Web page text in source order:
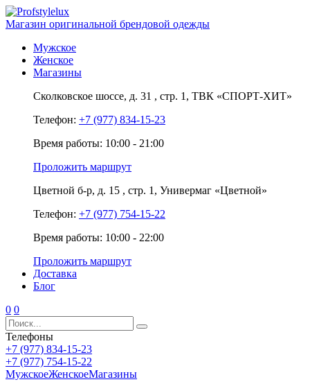
Магазин оригинальной брендовой одежды
Мужское
Женское
Магазины
Сколковское шоссе, д. 31 , стр. 1, ТВК «СПОРТ-ХИТ»
Телефон: +7 (977) 834-15-23
Время работы: 10:00 - 21:00
Проложить маршрут
Цветной б-р, д. 15 , стр. 1, Универмаг «Цветной»
Телефон: +7 (977) 754-15-22
Время работы: 10:00 - 22:00
Проложить маршрут
Доставка
Блог
0 0
Телефоны
+7 (977) 834-15-23
+7 (977) 754-15-22
МужскоеЖенскоеМагазины